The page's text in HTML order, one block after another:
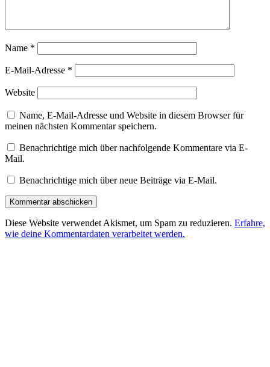
Name *
E-Mail-Adresse *
Website
Name, E-Mail-Adresse und Website in diesem Browser für
meinen nächsten Kommentar speichern.
Benachrichtige mich über nachfolgende Kommentare via E-
Mail.
Benachrichtige mich über neue Beiträge via E-Mail.
Diese Website verwendet Akismet, um Spam zu reduzieren. Erfahre,
wie deine Kommentardaten verarbeitet werden.